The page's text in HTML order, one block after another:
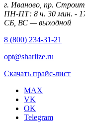
г. Иваново, пр.
ПН-ПТ: 8 ч. 30 мин. -
СБ, ВС — выходной
8 (800) 234-31-21
opt@sharlize.ru
Скачать прайс-лист
MAX
VK
OK
Telegram